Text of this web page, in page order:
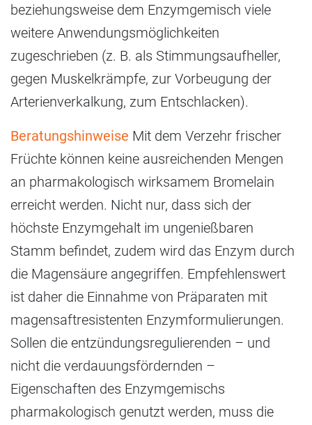
beziehungsweise dem Enzymgemisch viele
weitere Anwendungsmöglichkeiten
zugeschrieben (z. B. als Stimmungsaufheller,
gegen Muskelkrämpfe, zur Vorbeugung der
Arterienverkalkung, zum Entschlacken).
Beratungshinweise Mit dem Verzehr frischer
Früchte können keine ausreichenden Mengen
an pharmakologisch wirksamem Bromelain
erreicht werden. Nicht nur, dass sich der
höchste Enzymgehalt im ungenießbaren
Stamm befindet, zudem wird das Enzym durch
die Magensäure angegriffen. Empfehlenswert
ist daher die Einnahme von Präparaten mit
magensaftresistenten Enzymformulierungen.
Sollen die entzündungsregulierenden – und
nicht die verdauungsfördernden –
Eigenschaften des Enzymgemischs
pharmakologisch genutzt werden, muss die